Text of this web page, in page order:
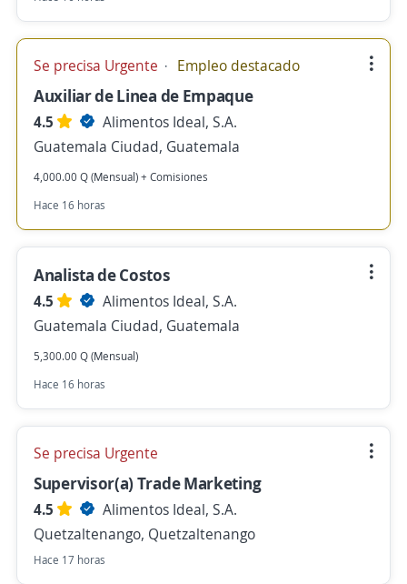
Se precisa Urgente Empleo destacado
Auxiliar de Linea de Empaque
4.5
Alimentos Ideal, S.A.
Guatemala Ciudad, Guatemala
4,000.00 Q (Mensual) + Comisiones
Hace 16 horas
Analista de Costos
4.5
Alimentos Ideal, S.A.
Guatemala Ciudad, Guatemala
5,300.00 Q (Mensual)
Hace 16 horas
Se precisa Urgente
Supervisor(a) Trade Marketing
4.5
Alimentos Ideal, S.A.
Quetzaltenango, Quetzaltenango
Hace 17 horas